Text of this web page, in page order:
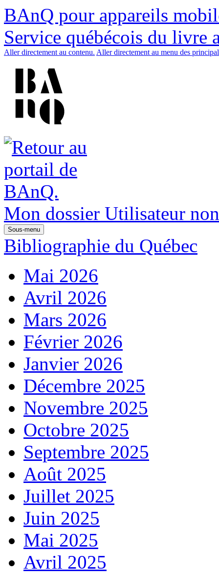
BAnQ pour appareils
Service québécois du livre
Aller directement au contenu. Aller directement au menu des
Mon dossier Utilisateur
Sous-menu
Bibliographie du Québec
Mai 2026
Avril 2026
Mars 2026
Février 2026
Janvier 2026
Décembre 2025
Novembre 2025
Octobre 2025
Septembre 2025
Août 2025
Juillet 2025
Juin 2025
Mai 2025
Avril 2025